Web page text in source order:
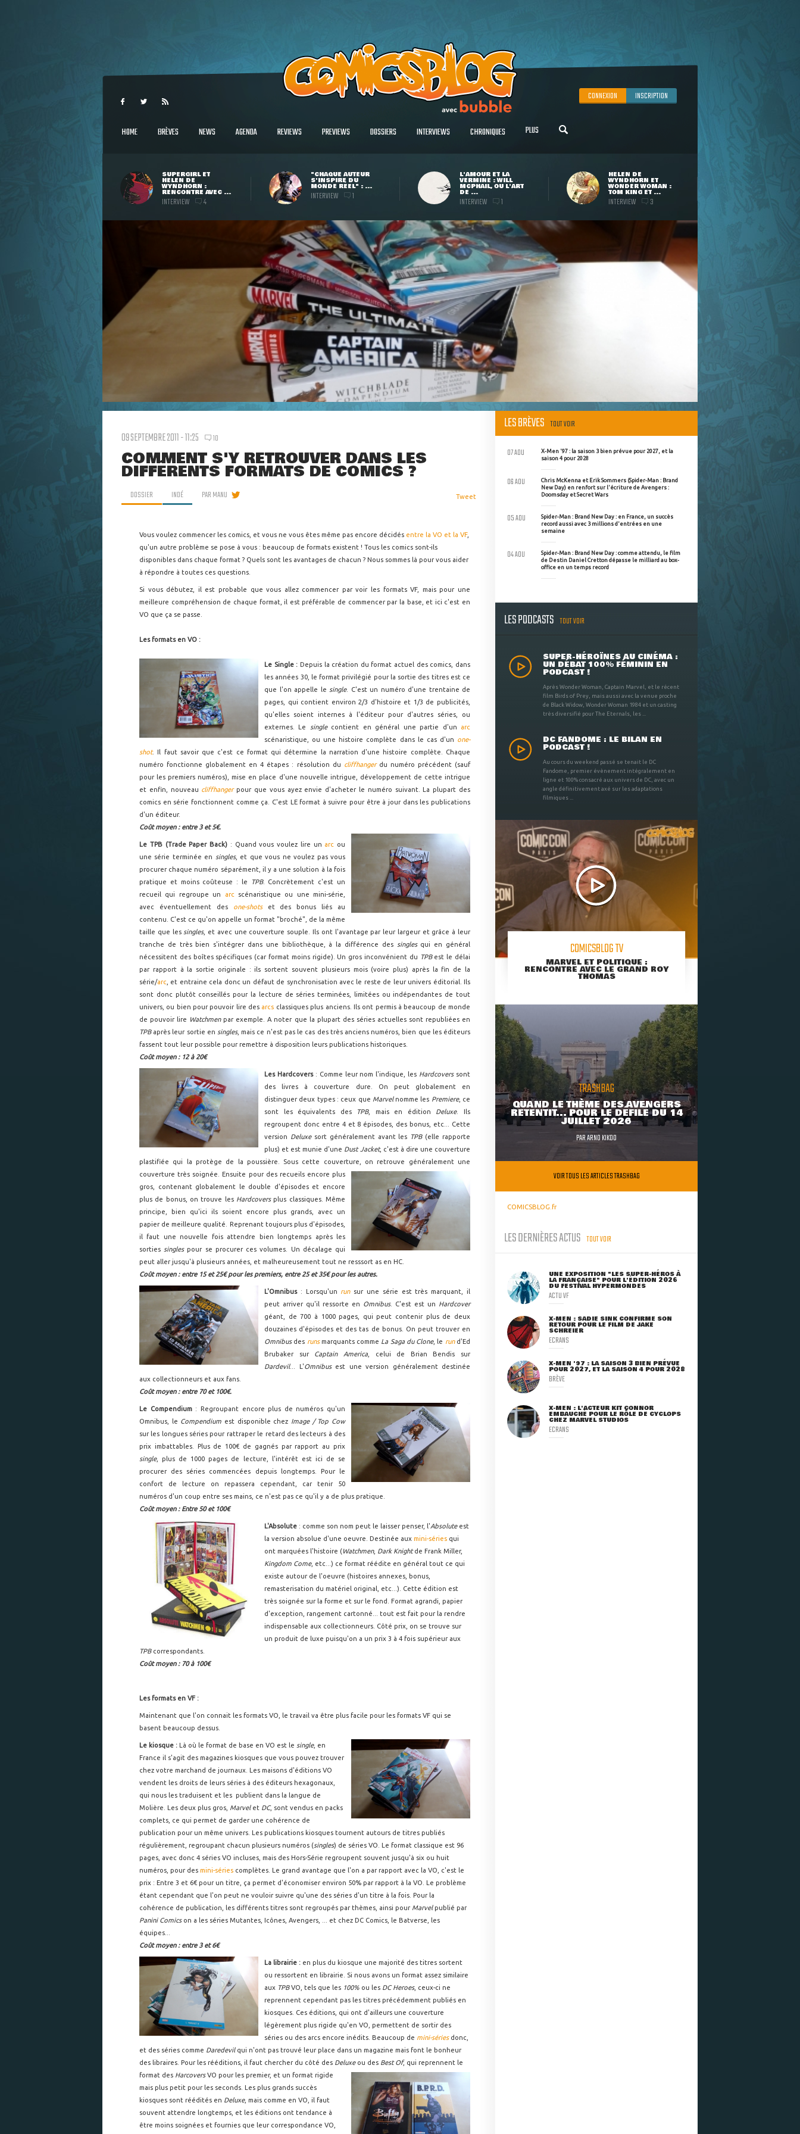
CONNEXION INSCRIPTION
HOME BRÈVES NEWS AGENDA REVIEWS PREVIEWS DOSSIERS INTERVIEWS CHRONIQUES PLUS
SUPERGIRL ET
HELEN DE
WYNDHORN :
RENCONTRE AVEC ...
INTERVIEW 4
"CHAQUE AUTEUR
S'INSPIRE DU
MONDE RÉEL" : ...
INTERVIEW 1
L'AMOUR ET LA
VERMINE : WILL
MCPHAIL, OU L'ART
DE ...
INTERVIEW 1
HELEN DE
WYNDHORN ET
WONDER WOMAN :
TOM KING ET ...
INTERVIEW 3
09 SEPTEMBRE 2011 - 11:25 10
COMMENT S'Y RETROUVER DANS LES
DIFFÉRENTS FORMATS DE COMICS ?
DOSSIER INDÉ PARMANU Tweet
Vous voulez commencer les comics, et vous ne vous êtes même pas encore décidés entre la VO et la VF,
qu'un autre problème se pose à vous : beaucoup de formats existent ! Tous les comics sont-ils
disponibles dans chaque format ? Quels sont les avantages de chacun ? Nous sommes là pour vous aider
à répondre à toutes ces questions.
Si vous débutez, il est probable que vous allez commencer par voir les formats VF, mais pour une
meilleure compréhension de chaque format, il est préférable de commencer par la base, et ici c'est en
VO que ça se passe.
Les formats en VO :
Le Single : Depuis la création du format actuel des comics, dans
les années 30, le format privilégié pour la sortie des titres est ce
que l'on appelle le single. C'est un numéro d'une trentaine de
pages, qui contient environ 2/3 d'histoire et 1/3 de publicités,
qu'elles soient internes à l'éditeur pour d'autres séries, ou
externes. Le singlecontient en général une partie d'un arc
scénaristique, ou une histoire complète dans le cas d'un one-
shot. Il faut savoir que c'est ce format qui détermine la narration d'une histoire complète. Chaque
numéro fonctionne globalement en 4 étapes : résolution du cliffhangerdu numéro précédent (sauf
pour les premiers numéros), mise en place d'une nouvelle intrigue, développement de cette intrigue
et enfin, nouveau cliffhangerpour que vous ayez envie d'acheter le numéro suivant. La plupart des
comics en série fonctionnent comme ça. C'est LE format à suivre pour être à jour dans les publications
d'un éditeur.
Coût moyen : entre 3 et 5€.
Le TPB (Trade Paper Back) : Quand vous voulez lire un arc ou
une série terminée en singles, et que vous ne voulez pas vous
procurer chaque numéro séparément, il y a une solution à la fois
pratique et moins coûteuse : le
TPB. Concrètement c'est un
recueil qui regroupe un
arc scénaristique ou une mini-série,
avec éventuellement des
one-shotset des bonus liés au
contenu. C'est ce qu'on appelle un format "broché", de la même
taille que les singles, et avec une couverture souple. Ils ont l'avantage par leur largeur et grâce à leur
tranche de très bien s'intégrer dans une bibliothèque, à la différence des singlesqui en général
nécessitent des boîtes spécifiques (car format moins rigide). Un gros inconvénient du TPBest le délai
par rapport à la sortie originale : ils sortent souvent plusieurs mois (voire plus) après la fin de la
série/arc , et entraine cela donc un défaut de synchronisation avec le reste de leur univers éditorial. Ils
sont donc plutôt conseillés pour la lecture de séries terminées, limitées ou indépendantes de tout
univers, ou bien pour pouvoir lire des arcs classiques plus anciens. Ils ont permis à beaucoup de monde
de pouvoir lire Watchmenpar exemple. A noter que la plupart des séries actuelles sont republiées en
TPBaprès leur sortie en singles, mais ce n'est pas le cas des très anciens numéros, bien que les éditeurs
fassent tout leur possible pour remettre à disposition leurs publications historiques.
Coût moyen : 12 à 20€
Les Hardcovers: Comme leur nom l'indique, les Hardcoverssont
des livres à couverture dure. On peut globalement en
distinguer deux types : ceux que Marvelnomme les Premiere, ce
sont les équivalents des
TPB, mais en édition Deluxe. Ils
regroupent donc entre 4 et 8 épisodes, des bonus, etc... Cette
version Deluxesort généralement avant les TPB(elle rapporte
plus) et est munie d'une Dust Jacket, c'est à dire une couverture
plastifiée qui la protège de la poussière. Sous cette couverture, on retrouve généralement une
couverture très soignée. Ensuite pour des recueils encore plus
gros, contenant globalement le double d'épisodes et encore
plus de bonus, on trouve les Hardcoversplus classiques. Même
principe, bien qu'ici ils soient encore plus grands, avec un
papier de meilleure qualité. Reprenant toujours plus d'épisodes,
il faut une nouvelle fois attendre bien longtemps après les
sorties singlespour se procurer ces volumes. Un décalage qui
peut aller jusqu'à plusieurs années, et malheureusement tout ne resssort as en HC.
Coût moyen : entre 15 et 25€ pour les premiers, entre 25 et 35€ pour les autres.
L'Omnibus: Lorsqu'un runsur une série est très marquant, il
peut arriver qu'il ressorte en Omnibus. C'est est un Hardcover
géant, de 700 à 1000 pages, qui peut contenir plus de deux
douzaines d'épisodes et des tas de bonus. On peut trouver en
Omnibusdes runsmarquants comme La Saga du Clone, le rund'Ed
Brubaker sur Captain America, celui de Brian Bendis sur
Dardevil... L'Omnibusest une version généralement destinée
aux collectionneurs et aux fans.
Coût moyen : entre 70 et 100€.
Le Compendium: Regroupant encore plus de numéros qu'un
Omnibus, le Compendium est disponible chez Image / Top Cow
sur les longues séries pour rattraper le retard des lecteurs à des
prix imbattables. Plus de 100€ de gagnés par rapport au prix
single, plus de 1000 pages de lecture, l'intérêt est ici de se
procurer des séries commencées depuis longtemps. Pour le
confort de lecture on repassera cependant, car tenir 50
numéros d'un coup entre ses mains, ce n'est pas ce qu'il y a de plus pratique.
Coût moyen : Entre 50 et 100€
L'Absolute : comme son nom peut le laisser penser, l'Absoluteest
la version absolue d'une oeuvre. Destinée aux mini-séries qui
ont marquées l'histoire (Watchmen, Dark Knightde Frank Miller,
Kingdom Come, etc...) ce format réédite en général tout ce qui
existe autour de l'oeuvre (histoires annexes, bonus,
remasterisation du matériel original, etc...). Cette édition est
très soignée sur la forme et sur le fond. Format agrandi, papier
d'exception, rangement cartonné... tout est fait pour la rendre
indispensable aux collectionneurs. Côté prix, on se trouve sur
un produit de luxe puisqu'on a un prix 3 à 4 fois supérieur aux
TPBcorrespondants.
Coût moyen : 70 à 100€
Les formats en VF :
Maintenant que l'on connait les formats VO, le travail va être plus facile pour les formats VF qui se
basent beaucoup dessus.
Le kiosque : Là où le format de base en VO est le single, en
France il s'agit des magazines kiosques que vous pouvez trouver
chez votre marchand de journaux. Les maisons d'éditions VO
vendent les droits de leurs séries à des éditeurs hexagonaux,
qui nous les traduisent et les publient dans la langue de
Molière. Les deux plus gros, Marvelet DC, sont vendus en packs
complets, ce qui permet de garder une cohérence de
publication pour un même univers. Les publications kiosques tournent autours de titres publiés
régulièrement, regroupant chacun plusieurs numéros (singles) de séries VO. Le format classique est 96
pages, avec donc 4 séries VO incluses, mais des Hors-Série regroupent souvent jusqu'à six ou huit
numéros, pour des mini-séries complètes. Le grand avantage que l'on a par rapport avec la VO, c'est le
prix : Entre 3 et 6€ pour un titre, ça permet d'économiser environ 50% par rapport à la VO. Le problème
étant cependant que l'on peut ne vouloir suivre qu'une des séries d'un titre à la fois. Pour la
cohérence de publication, les différents titres sont regroupés par thèmes, ainsi pour Marvelpublié par
Panini Comicson a les séries Mutantes, Icônes, Avengers, ... et chez DC Comics, le Batverse, les
équipes...
Coût moyen : entre 3 et 6€
La librairie : en plus du kiosque une majorité des titres sortent
ou ressortent en librairie. Si nous avons un format assez similaire
aux TPBVO, tels que les 100% ou les DC Heroes, ceux-ci ne
reprennent cependant pas les titres précédemment publiés en
kiosques. Ces éditions, qui ont d'ailleurs une couverture
légèrement plus rigide qu'en VO, permettent de sortir des
séries ou des arcs encore inédits. Beaucoup de mini-sériesdonc,
et des séries comme Daredevilqui n'ont pas trouvé leur place dans un magazine mais font le bonheur
des libraires. Pour les rééditions, il faut chercher du côté des Deluxeou des Best Of, qui reprennent le
format des HarcoversVO pour les premier, et un format rigide
mais plus petit pour les seconds. Les plus grands succès
kiosques sont réédités en Deluxe, mais comme en VO, il faut
souvent attendre longtemps, et les éditions ont tendance à
être moins soignées et fournies que leur correspondance VO,
LES BRÈVES TOUT VOIR
X-Men '97 : la saison 3 bien prévue pour 2027, et la
saison 4 pour 2028
07 AOU
Chris McKenna et Erik Sommers (Spider-Man : Brand
New Day) en renfort sur l'écriture de Avengers :
Doomsday et Secret Wars
06 AOU
Spider-Man : Brand New Day : en France, un succès
record aussi avec 3 millions d'entrées en une
semaine
05 AOU
Spider-Man : Brand New Day : comme attendu, le film
de Destin Daniel Cretton dépasse le milliard au box-
office en un temps record
04 AOU
LES PODCASTS TOUT VOIR
SUPER-HÉROÏNES AU CINÉMA :
UN DÉBAT 100% FÉMININ EN
PODCAST !
Après Wonder Woman, Captain Marvel, et le récent
film Birds of Prey, mais aussi avec la venue proche
de Black Widow, Wonder Woman 1984 et un casting
très diversifié pour The Eternals, les ...
DC FANDOME : LE BILAN EN
PODCAST !
Au cours du weekend passé se tenait le DC
Fandome, premier évènement intégralement en
ligne et 100% consacré aux univers de DC, avec un
angle définitivement axé sur les adaptations
filmiques ...
COMICSBLOG TV
MARVEL ET POLITIQUE :
RENCONTRE AVEC LE GRAND ROY
THOMAS
TRASHBAG
QUAND LE THÈME DES AVENGERS
RETENTIT... POUR LE DÉFILÉ DU 14
JUILLET 2026
PARARNO KIKOO
VOIR TOUS LES ARTICLES TRASHBAG
COMICSBLOG.fr
LES DERNIÈRES ACTUS TOUT VOIR
UNE EXPOSITION "LES SUPER-HÉROS À
LA FRANÇAISE" POUR L'ÉDITION 2026
DU FESTIVAL HYPERMONDES
ACTU VF
X-MEN : SADIE SINK CONFIRME SON
RETOUR POUR LE FILM DE JAKE
SCHREIER
ECRANS
X-MEN '97 : LA SAISON 3 BIEN PRÉVUE
POUR 2027, ET LA SAISON 4 POUR 2028
BRÈVE
X-MEN : L'ACTEUR KIT CONNOR
EMBAUCHÉ POUR LE RÔLE DE CYCLOPS
CHEZ MARVEL STUDIOS
ECRANS